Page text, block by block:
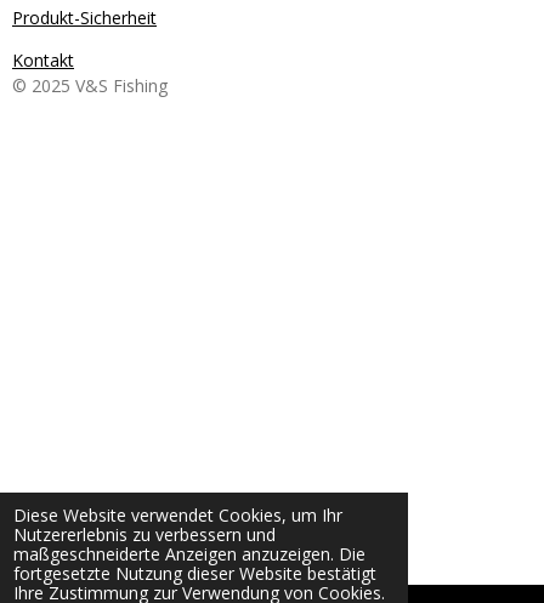
Diese Website verwendet Cookies, um Ihr
Nutzererlebnis zu verbessern und
maßgeschneiderte Anzeigen anzuzeigen. Die
fortgesetzte Nutzung dieser Website bestätigt
Ihre Zustimmung zur Verwendung von Cookies.
Produkt-Sicherheit
Kontakt
© 2025 V&S Fishing